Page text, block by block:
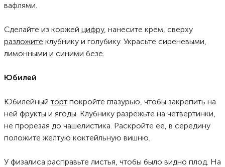
вафлями.
Сделайте из коржей цифру, нанесите крем, сверху
разложите клубнику и голубику. Украсьте сиреневыми,
лимонными и синими безе.
Юбилей
Юбилейный торт покройте глазурью, чтобы закрепить на
ней фрукты и ягоды. Клубнику разрежьте на четвертинки,
не прорезая до чашелистика. Раскройте ее, в середину
положите желтую коктейльную вишню.
У физалиса расправьте листья, чтобы было видно плод. На